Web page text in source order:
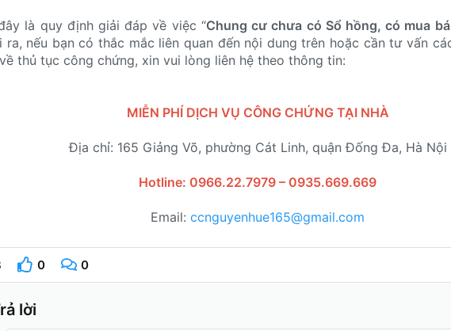
là quy định giải đáp về việc “Chung cư chưa có Sổ hồng, có mua
ra, nếu bạn có thắc mắc liên quan đến nội dung trên hoặc cần tư vấn
thủ tục công chứng, xin vui lòng liên hệ theo thông tin:
MIỄN PHÍ DỊCH VỤ CÔNG CHỨNG TẠI NHÀ
Địa chỉ: 165 Giảng Võ, phường Cát Linh, quận Đống Đa, Hà Nội
Hotline: 0966.22.7979 – 0935.669.669
Email: ccnguyenhue165@gmail.com
0 0
lời